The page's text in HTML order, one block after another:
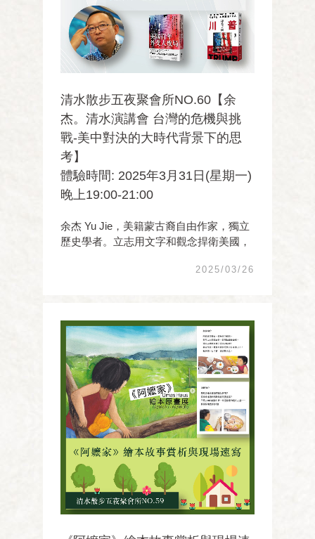
清水散步五夜聚會所NO.60【余
杰。清水演講會 台灣的危機與挑
戰-美中對決的大時代背景下的思
考】
體驗時間: 2025年3月31日(星期一)
晚上19:00-21:00
余杰 Yu Jie，美籍蒙古裔自由作家，獨立
歷史學者。立志用文字和觀念捍衛美國，
《火與冰》，在世紀之交死水般寂靜的文
「動物農莊」般野蠻 ...
2025/03/26